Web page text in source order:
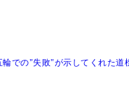
での"失敗"が示してくれた道